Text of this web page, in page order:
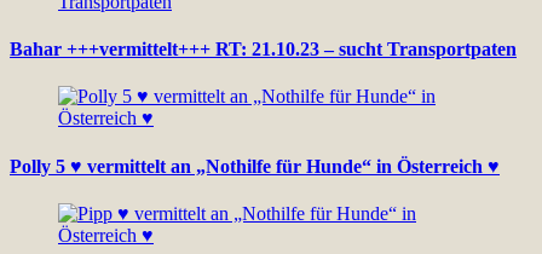
Bahar +++vermittelt+++ RT: 21.10.23 – sucht Transportpaten
Polly 5 ♥ vermittelt an „Nothilfe für Hunde“ in Österreich ♥